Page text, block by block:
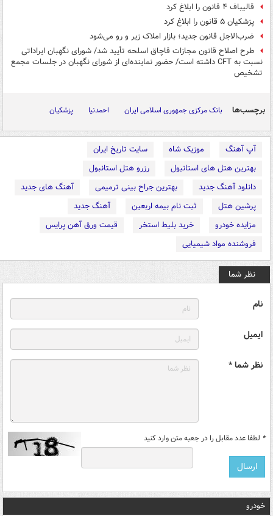
قالیباف ۴ قانون را ابلاغ کرد
پزشکیان ۵ قانون را ابلاغ کرد
ضرب‌الاجل قانون جدید؛ بازار املاک زیر و رو می‌شود
طرح اصلاح قانون مجازات قاچاق اسلحه تأیید شد/ شورای نگهبان ایراداتی
نسبت به CFT داشته است/ حضور نماینده‌ای از شورای نگهبان در جلسات مجمع
تشخیص
برچسب‌ها بانک مرکزی جمهوری اسلامی ایران احمدنیا پزشکیان
آپ آهنگ موزیک شاه
سایت تاریخ ایران
بهترین هتل های استانبول
رزرو هتل استانبول
دانلود آهنگ جدید
بهترین جراح بینی ترمیمی
آهنگ های جدید
پرشین هتل
ثبت نام بیمه اربعین
آهنگ جدید
مزایده خودرو
خرید بلیط استخر
قیمت ورق آهن پرایس
فروشنده مواد شیمیایی
نظر شما
نام
ایمیل
نظر شما *
* لطفا عدد مقابل را در جعبه متن وارد کنید
خودرو